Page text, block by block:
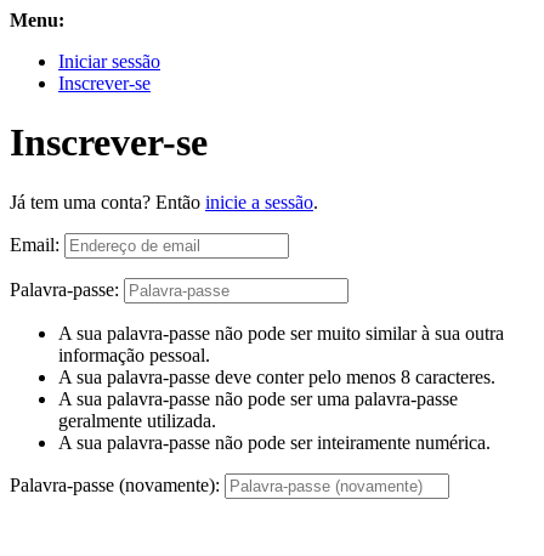
Menu:
Iniciar sessão
Inscrever-se
Inscrever-se
Já tem uma conta? Então inicie a sessão.
Email:
Palavra-passe:
A sua palavra-passe não pode ser muito similar à sua outra
informação pessoal.
A sua palavra-passe deve conter pelo menos 8 caracteres.
A sua palavra-passe não pode ser uma palavra-passe
geralmente utilizada.
A sua palavra-passe não pode ser inteiramente numérica.
Palavra-passe (novamente):